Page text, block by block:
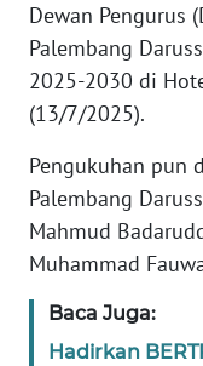
Dewan Pengurus
Palembang
2025-2030 di
(13/7/2025).
Pengukuhan pun
Palembang
Mahmud
Muhammad
Baca Juga:
Hadirkan
REDAKSI
KARIR
DISCLAIMER
Wahana
News
Regional
WN
SUMUT